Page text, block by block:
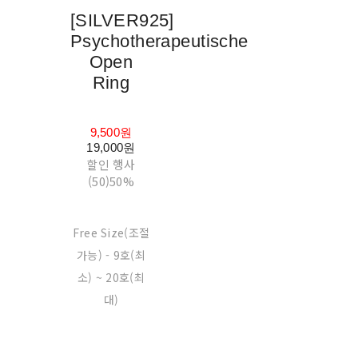
[SILVER925]
Psychotherapeutische
Open
Ring
9,500원
19,000원
할인 행사
(50)50%
Free Size(조절
가능) - 9호(최
소) ~ 20호(최
대)